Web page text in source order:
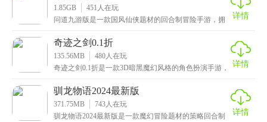
1.85GB 451 人在玩
问道九游版是一款国风仙侠题材的回合制冒险手游，拥
人物
详情
奇迹之剑0.1折
135.56MB 480 人在玩
奇迹之剑0.1折是一款3D暗黑魔幻风格的角色扮演手游，
详情
驯龙物语2024最新版
371.75MB 743 人在玩
驯龙物语2024最新版是一款魔幻冒险题材的策略回合制
详情